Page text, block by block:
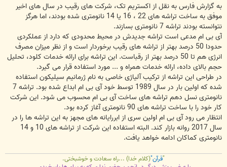
به گزارش فارس به نقل از اکستریم تک، شرکت های رقیب در سال های اخیر
موفق به ساخت تراشه های 22 ، 16 یا 14 نانومتری شده بودند، اما هرگز
نتوانسته بودند تراشه 7 نانومتری بسازند.
آی بی ام مدعی است تراشه جدیدش در محیط محدودی که دارد از عملکردی
حدودا 50 درصد بهتر از تراشه های رقیب برخوردار است و از نظر میزان مصرف
انرژی هم تا 50 درصد بهتر از رقباست. این تراشه برای ارائه خدمات کلود، تحلیل
حجم بالای داده، ارائه خدمات همراه و ... مورد استفاده قرار می گیرد.
در طراحی این تراشه از ترکیب آلیاژی خاصی به نام ژرمانیم سیلیکون استفاده
شده که اولین بار در سال 1989 توسط خود آی بی ام ابداع شده بود. تراشه 7
نانومتری نسل دهم تراشه های ساخت آی بی ام محسوب می شود. این شرکت
کار خود را با ساخت تراشه های 90 نانومتری آغاز کرده بود.
انتظار می رود آی بی ام اولین سری از ابررایانه های مجهز به این تراشه ها را در
سال 2017 روانه بازار کند. البته استفاده این شرکت از تراشه های 10 و 14
نانومتری کماکان ادامه خواهد یافت.
"قرآن"(کلام خدا) ...راه سعادت و خوشبختی.